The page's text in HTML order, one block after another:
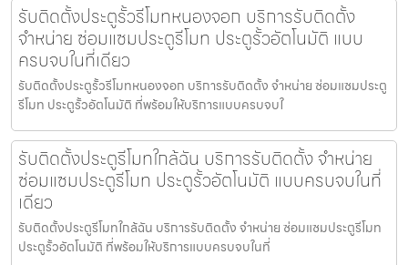
รับติดตั้งประตูรั้วรีโมทหนองจอก บริการรับติดตั้ง
จำหน่าย ซ่อมแซมประตูรีโมท ประตูรั้วอัตโนมัติ แบบ
ครบจบในที่เดียว
รับติดตั้งประตูรั้วรีโมทหนองจอก บริการรับติดตั้ง จำหน่าย ซ่อมแซมประตู
รีโมท ประตูรั้วอัตโนมัติ ที่พร้อมให้บริการแบบครบจบใ
รับติดตั้งประตูรีโมทใกล้ฉัน บริการรับติดตั้ง จำหน่าย
ซ่อมแซมประตูรีโมท ประตูรั้วอัตโนมัติ แบบครบจบในที่
เดียว
รับติดตั้งประตูรีโมทใกล้ฉัน บริการรับติดตั้ง จำหน่าย ซ่อมแซมประตูรีโมท
ประตูรั้วอัตโนมัติ ที่พร้อมให้บริการแบบครบจบในที่